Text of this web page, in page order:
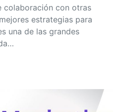
colaboración con otras
estrategias para
una de las grandes